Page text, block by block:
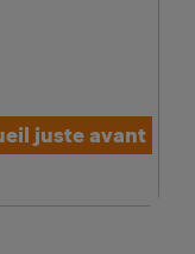
juste avant